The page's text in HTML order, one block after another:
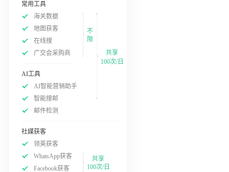
常用工具
海关数据
地图获客
在线搜
广交会采购商
不
限
AI工具
AI智能营销助手
智能搜邮
邮件检测
社媒获客
领英获客
WhatsApp获客
Facebook获客
共享
100次/日
共享
100次/日